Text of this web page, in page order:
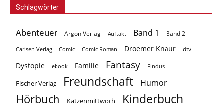
Schlagwörter
Abenteuer Argon Verlag Auftakt Band 1 Band 2
Carlsen Verlag Comic Comic Roman Droemer Knaur dtv
Dystopie ebook Familie Fantasy Findus
Fischer Verlag Freundschaft Humor
Hörbuch Katzenmittwoch Kinderbuch